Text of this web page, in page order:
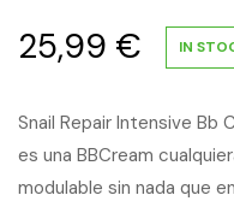
25,99 € IN
Snail Repair Intensive Bb
es una BBCream
modulable sin nada que